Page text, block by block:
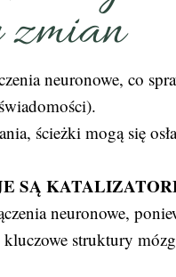
neuronowe, co
ścieżki mogą się
SĄ
neuronowe,
struktury